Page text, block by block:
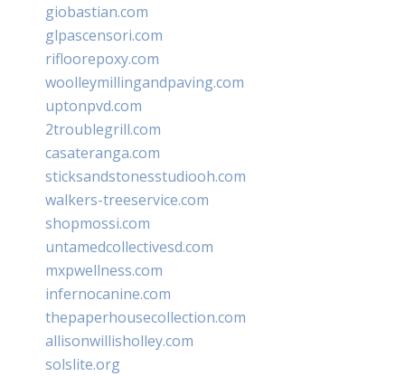
giobastian.com
glpascensori.com
rifloorepoxy.com
woolleymillingandpaving.com
uptonpvd.com
2troublegrill.com
casateranga.com
sticksandstonesstudiooh.com
walkers-treeservice.com
shopmossi.com
untamedcollectivesd.com
mxpwellness.com
infernocanine.com
thepaperhousecollection.com
allisonwillisholley.com
solslite.org